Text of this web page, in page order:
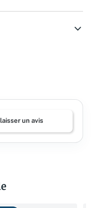
un avis